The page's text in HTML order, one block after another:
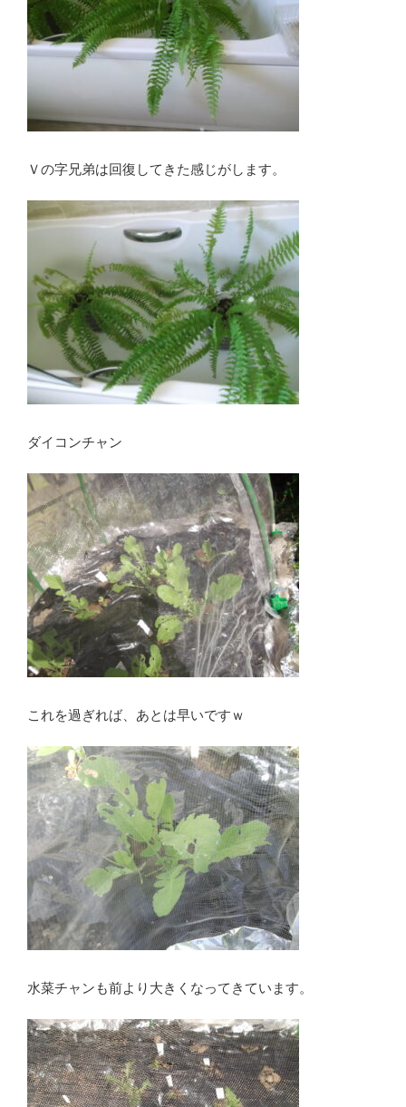
Ｖの字兄弟は回復してきた感じがします。
ダイコンチャン
これを過ぎれば、あとは早いですｗ
水菜チャンも前より大きくなってきています。